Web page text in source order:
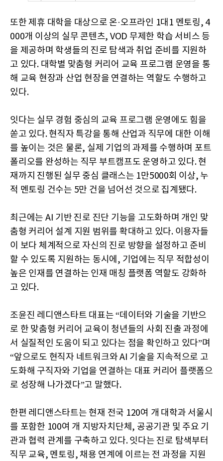
또한 제휴 대학을 대상으로 온·오프라인 1대1 멘토링, 4
000개 이상의 실무 콘텐츠, VOD 무제한 학습 서비스 등
을 제공하며 학생들의 진로 탐색과 취업 준비를 지원하
고 있다. 대학별 맞춤형 커리어 교육 프로그램 운영을 통
해 교육 현장과 산업 현장을 연결하는 역할도 수행하고
있다.
잇다는 실무 경험 중심의 교육 프로그램 운영에도 힘을
쏟고 있다. 현직자 특강을 통해 산업과 직무에 대한 이해
를 높이는 것은 물론, 실제 기업의 과제를 수행하며 포트
폴리오를 완성하는 직무 부트캠프도 운영하고 있다. 현
재까지 진행된 실무 중심 클래스는 1만5000회 이상, 누
적 멘토링 건수는 5만 건을 넘어선 것으로 집계됐다.
최근에는 AI 기반 진로 진단 기능을 고도화하며 개인 맞
춤형 커리어 설계 지원 범위를 확대하고 있다. 이용자들
이 보다 체계적으로 자신의 진로 방향을 설정하고 준비
할 수 있도록 지원하는 동시에, 기업에는 직무 적합성이
높은 인재를 연결하는 인재 매칭 플랫폼 역할도 강화하
고 있다.
조윤진 레디앤스타트 대표는 “데이터와 기술을 기반으
로 한 맞춤형 커리어 교육이 청년들의 사회 진출 과정에
서 실질적인 도움이 되고 있다는 점을 확인하고 있다”며
“앞으로도 현직자 네트워크와 AI 기술을 지속적으로 고
도화해 구직자와 기업을 연결하는 대표 커리어 플랫폼으
로 성장해 나가겠다”고 말했다.
한편 레디앤스타트는 현재 전국 120여 개 대학과 서울시
를 포함한 100여 개 지방자치단체, 공공기관 및 주요 기
관과 협력 관계를 구축하고 있다. 잇다는 진로 탐색부터
직무 교육, 멘토링, 채용 연계에 이르는 전 과정을 지원